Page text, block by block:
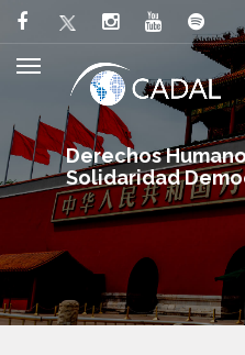
Derechos
Solidaridad